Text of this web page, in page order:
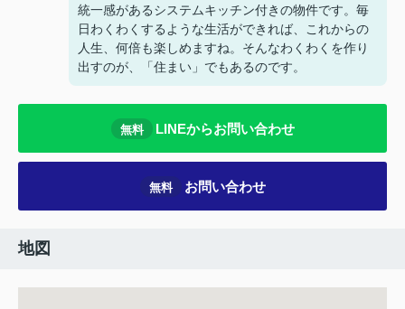
統一感があるシステムキッチン付きの物件です。毎
日わくわくするような生活ができれば、これからの
人生、何倍も楽しめますね。そんなわくわくを作り
出すのが、「住まい」でもあるのです。
無料 LINEからお問い合わせ
無料 お問い合わせ
地図